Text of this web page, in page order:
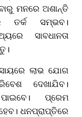
ମନରେ ଅଶାନ୍ତି
ତର୍କ ସମ୍ଭବ।
ସାବଧାନତା
ଲାଭ ଯୋଗ
ଦେଖାଯିବ।
ପ୍ରେମ
ଧନପ୍ରାପ୍ତିରେ